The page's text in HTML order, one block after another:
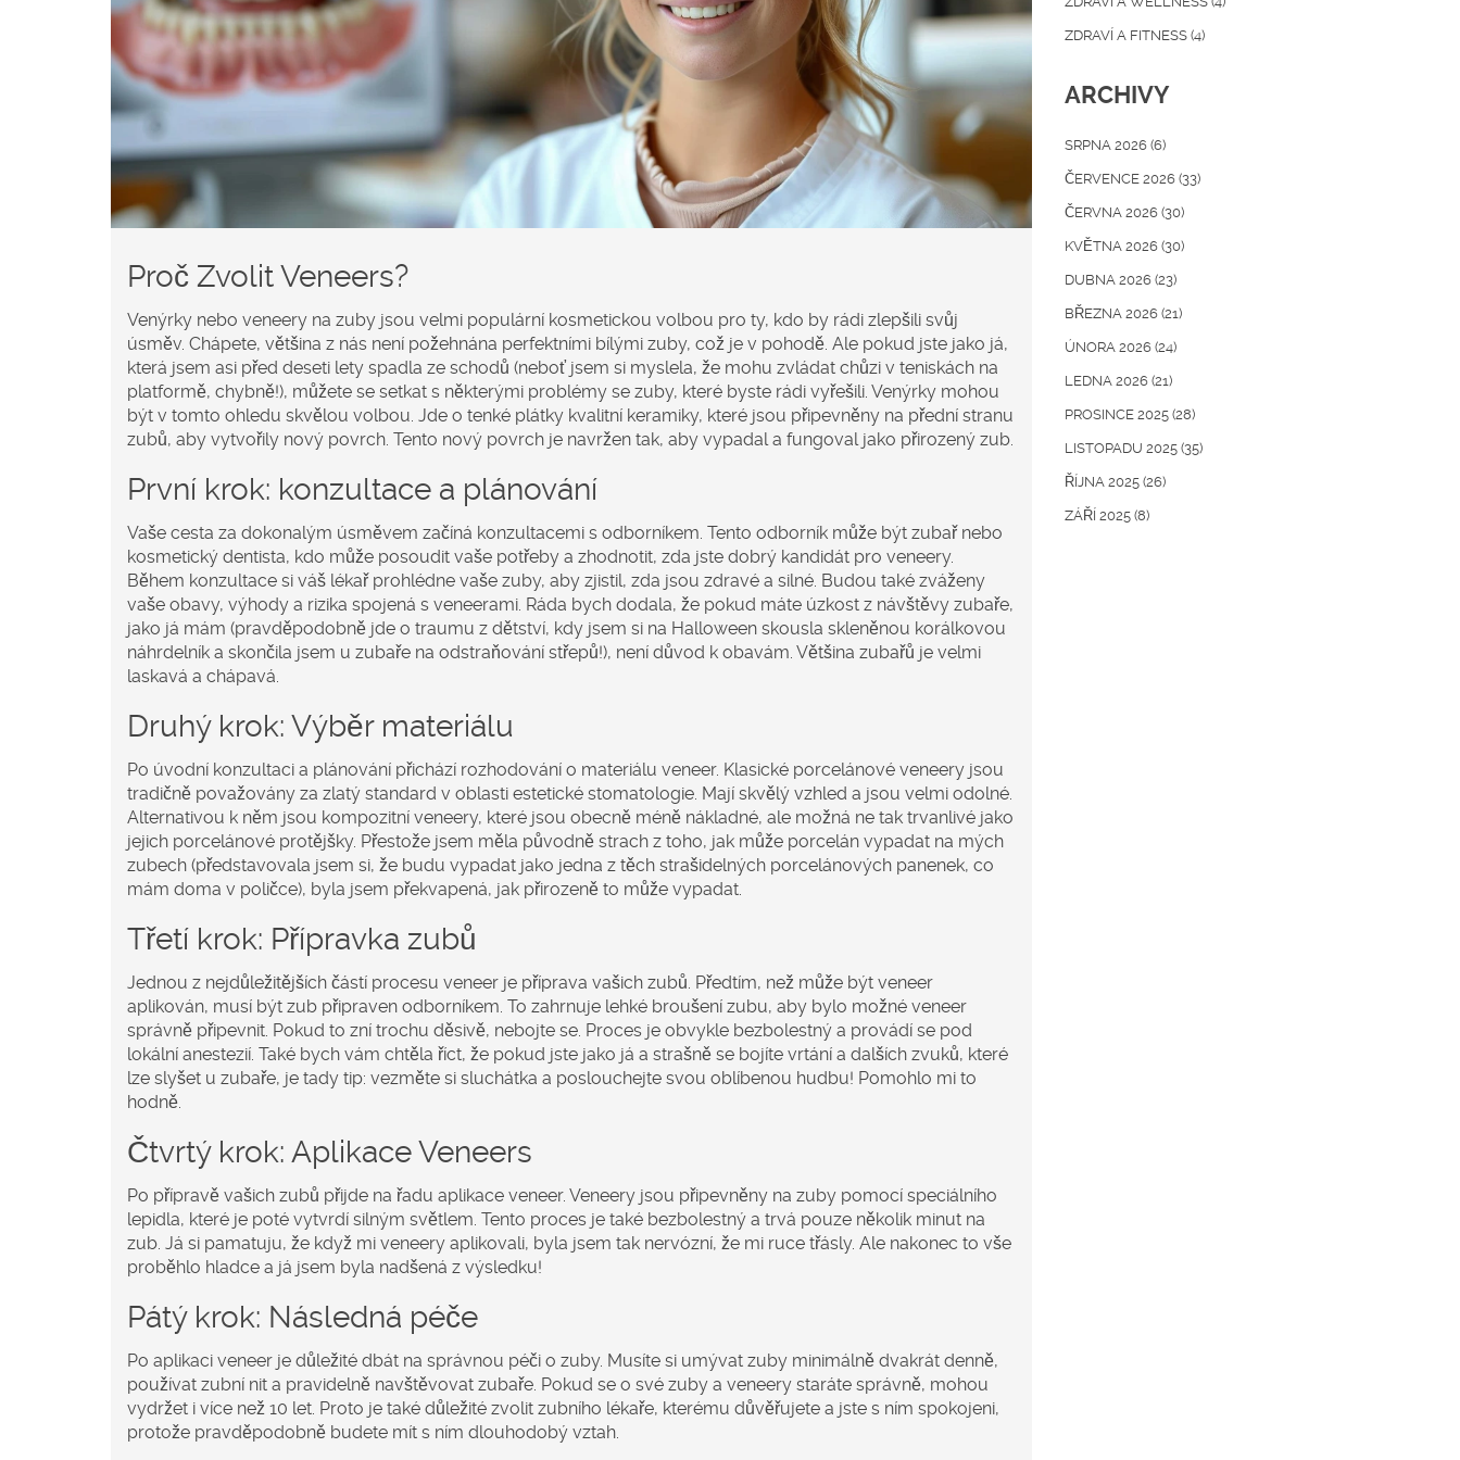
Proč Zvolit Veneers?
Venýrky nebo veneery na zuby jsou velmi populární kosmetickou volbou pro ty, kdo by rádi zlepšili svůj
úsměv. Chápete, většina z nás není požehnána perfektními bílými zuby, což je v pohodě. Ale pokud jste jako já,
která jsem asi před deseti lety spadla ze schodů (neboť jsem si myslela, že mohu zvládat chůzi v teniskách na
platformě, chybně!), můžete se setkat s některými problémy se zuby, které byste rádi vyřešili. Venýrky mohou
být v tomto ohledu skvělou volbou. Jde o tenké plátky kvalitní keramiky, které jsou připevněny na přední stranu
zubů, aby vytvořily nový povrch. Tento nový povrch je navržen tak, aby vypadal a fungoval jako přirozený zub.
První krok: konzultace a plánování
Vaše cesta za dokonalým úsměvem začíná konzultacemi s odborníkem. Tento odborník může být zubař nebo
kosmetický dentista, kdo může posoudit vaše potřeby a zhodnotit, zda jste dobrý kandidát pro veneery.
Během konzultace si váš lékař prohlédne vaše zuby, aby zjistil, zda jsou zdravé a silné. Budou také zváženy
vaše obavy, výhody a rizika spojená s veneerami. Ráda bych dodala, že pokud máte úzkost z návštěvy zubaře,
jako já mám (pravděpodobně jde o traumu z dětství, kdy jsem si na Halloween skousla skleněnou korálkovou
náhrdelník a skončila jsem u zubaře na odstraňování střepů!), není důvod k obavám. Většina zubařů je velmi
laskavá a chápavá.
Druhý krok: Výběr materiálu
Po úvodní konzultaci a plánování přichází rozhodování o materiálu veneer. Klasické porcelánové veneery jsou
tradičně považovány za zlatý standard v oblasti estetické stomatologie. Mají skvělý vzhled a jsou velmi odolné.
Alternativou k něm jsou kompozitní veneery, které jsou obecně méně nákladné, ale možná ne tak trvanlivé jako
jejich porcelánové protějšky. Přestože jsem měla původně strach z toho, jak může porcelán vypadat na mých
zubech (představovala jsem si, že budu vypadat jako jedna z těch strašidelných porcelánových panenek, co
mám doma v poličce), byla jsem překvapená, jak přirozeně to může vypadat.
Třetí krok: Přípravka zubů
Jednou z nejdůležitějších částí procesu veneer je příprava vašich zubů. Předtím, než může být veneer
aplikován, musí být zub připraven odborníkem. To zahrnuje lehké broušení zubu, aby bylo možné veneer
správně připevnit. Pokud to zní trochu děsivě, nebojte se. Proces je obvykle bezbolestný a provádí se pod
lokální anestezií. Také bych vám chtěla říct, že pokud jste jako já a strašně se bojíte vrtání a dalších zvuků, které
lze slyšet u zubaře, je tady tip: vezměte si sluchátka a poslouchejte svou oblíbenou hudbu! Pomohlo mi to
hodně.
Čtvrtý krok: Aplikace Veneers
Po přípravě vašich zubů přijde na řadu aplikace veneer. Veneery jsou připevněny na zuby pomocí speciálního
lepidla, které je poté vytvrdí silným světlem. Tento proces je také bezbolestný a trvá pouze několik minut na
zub. Já si pamatuju, že když mi veneery aplikovali, byla jsem tak nervózní, že mi ruce třásly. Ale nakonec to vše
proběhlo hladce a já jsem byla nadšená z výsledku!
Pátý krok: Následná péče
Po aplikaci veneer je důležité dbát na správnou péči o zuby. Musíte si umývat zuby minimálně dvakrát denně,
používat zubní nit a pravidelně navštěvovat zubaře. Pokud se o své zuby a veneery staráte správně, mohou
vydržet i více než 10 let. Proto je také důležité zvolit zubního lékaře, kterému důvěřujete a jste s ním spokojeni,
protože pravděpodobně budete mít s ním dlouhodobý vztah.
ZDRAVÍ A FITNESS (4)
ARCHIVY
SRPNA 2026 (6)
ČERVENCE 2026 (33)
ČERVNA 2026 (30)
KVĚTNA 2026 (30)
DUBNA 2026 (23)
BŘEZNA 2026 (21)
ÚNORA 2026 (24)
LEDNA 2026 (21)
PROSINCE 2025 (28)
LISTOPADU 2025 (35)
ŘÍJNA 2025 (26)
ZÁŘÍ 2025 (8)